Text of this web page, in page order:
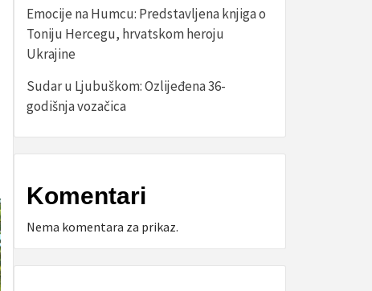
Emocije na Humcu: Predstavljena knjiga o
Toniju Hercegu, hrvatskom heroju
Ukrajine
Sudar u Ljubuškom: Ozlijeđena 36-
godišnja vozačica
Komentari
Nema komentara za prikaz.